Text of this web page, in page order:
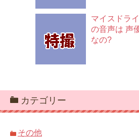
マイスドラ
の音声は 声
なの?
カテゴリー
その他